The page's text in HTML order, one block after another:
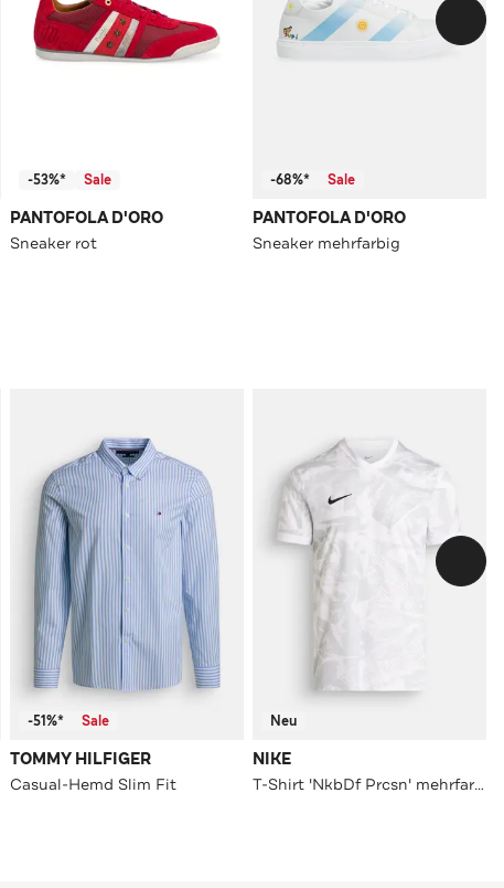
-53%* Sale
PANTOFOLA D'ORO
Sneaker rot
-68%* Sale
PANTOFOLA D'ORO
Sneaker mehrfarbig
-51%* Sale
TOMMY HILFIGER
Casual-Hemd Slim Fit
Neu
NIKE
T-Shirt 'NkbDf Prcsn' mehrfarbig